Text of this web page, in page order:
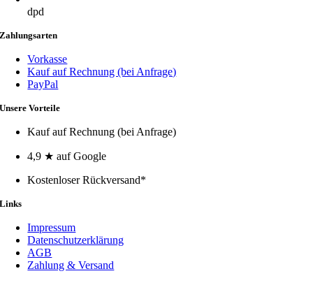
dpd
Zahlungsarten
Vorkasse
Kauf auf Rechnung (bei Anfrage)
PayPal
Unsere Vorteile
Kauf auf Rechnung (bei Anfrage)
4,9 ★ auf Google
Kostenloser Rückversand*
Links
Impressum
Datenschutzerklärung
AGB
Zahlung & Versand